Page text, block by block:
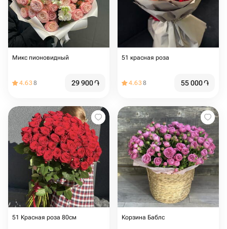
Микс пионовидный
4.638 29 900֏
51 красная роза
4.638 55 000֏
51 Красная роза 80см Корзина Баблс